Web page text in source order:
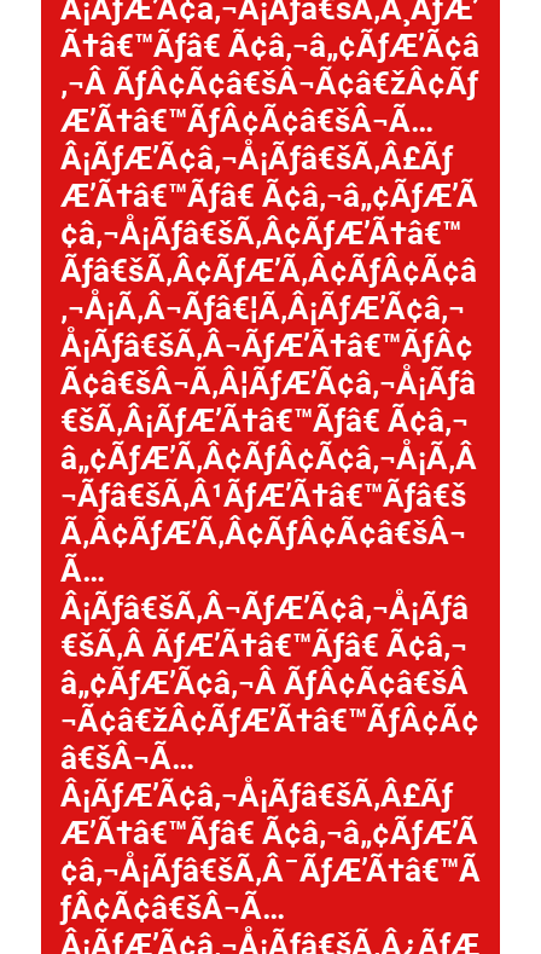
Â¡ÃƒÆ’Ã¢â‚¬Å¡Ãƒâ€šÃ‚Â¸ÃƒÆ’
Ã†â€™Ãƒâ€ Ã¢â‚¬â„¢ÃƒÆ’Ã¢â
‚¬Â ÃƒÂ¢Ã¢â€šÂ¬Ã¢â€žÂ¢Ãƒ
Æ’Ã†â€™ÃƒÂ¢Ã¢â€šÂ¬Ã…
Â¡ÃƒÆ’Ã¢â‚¬Å¡Ãƒâ€šÃ‚Â£Ãƒ
Æ’Ã†â€™Ãƒâ€ Ã¢â‚¬â„¢ÃƒÆ’Ã
¢â‚¬Å¡Ãƒâ€šÃ‚Â¢ÃƒÆ’Ã†â€™
Ãƒâ€šÃ‚Â¢ÃƒÆ’Ã‚Â¢ÃƒÂ¢Ã¢â
‚¬Å¡Ã‚Â¬Ãƒâ€¦Ã‚Â¡ÃƒÆ’Ã¢â‚¬
Å¡Ãƒâ€šÃ‚Â¬ÃƒÆ’Ã†â€™ÃƒÂ¢
Ã¢â€šÂ¬Ã‚Â¦ÃƒÆ’Ã¢â‚¬Å¡Ãƒâ
€šÃ‚Â¡ÃƒÆ’Ã†â€™Ãƒâ€ Ã¢â‚¬
â„¢ÃƒÆ’Ã‚Â¢ÃƒÂ¢Ã¢â‚¬Å¡Ã‚Â
¬Ãƒâ€šÃ‚Â¹ÃƒÆ’Ã†â€™Ãƒâ€š
Ã‚Â¢ÃƒÆ’Ã‚Â¢ÃƒÂ¢Ã¢â€šÂ¬
Ã…
Â¡Ãƒâ€šÃ‚Â¬ÃƒÆ’Ã¢â‚¬Å¡Ãƒâ
€šÃ‚Â ÃƒÆ’Ã†â€™Ãƒâ€ Ã¢â‚¬
â„¢ÃƒÆ’Ã¢â‚¬Â ÃƒÂ¢Ã¢â€šÂ
¬Ã¢â€žÂ¢ÃƒÆ’Ã†â€™ÃƒÂ¢Ã¢
â€šÂ¬Ã…
Â¡ÃƒÆ’Ã¢â‚¬Å¡Ãƒâ€šÃ‚Â£Ãƒ
Æ’Ã†â€™Ãƒâ€ Ã¢â‚¬â„¢ÃƒÆ’Ã
¢â‚¬Å¡Ãƒâ€šÃ‚Â¯ÃƒÆ’Ã†â€™Ã
ƒÂ¢Ã¢â€šÂ¬Ã…
Â¡ÃƒÆ’Ã¢â‚¬Å¡Ãƒâ€šÃ‚Â¿ÃƒÆ